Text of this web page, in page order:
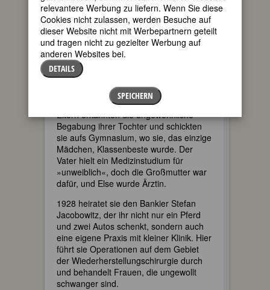
Freilassung erzwang. Der Höhepunkt
der ganzen Bewegung war im Berliner
Sportpalast am 15. April 1931, wo Kienle
vor über zehntausend Menschen
redete.
Else Kienle war das erste Kind eines
strengen schwäbischen
Realschullehrers und einer konventionell
denkenden, nachgiebigen Mutter. Die
Eltern erkannten die ungewöhnliche
Begabung ihrer Tochter und schickten
sie aufs Gymnasium, wo sie, das einzige
Mädchen, Klassenbeste wurde. Der
Vater hielt ein Medizinstudium für
»unweiblich«, doch die Großmutter war
dafür, und Else wurde Ärztin.
1928 heiratet sie den Bankier Stefan
Jacobowitz, der ihr nicht nur ein Pferd
und zwei Autos schenkt, sondern auch
eine eigene Praxis mit kleiner Klinik. Hier
führt sie Operationen auf dem Gebiet
der Wiederherstellungschirurgie durch
und behandelt Frauen, die ungewollt
schwanger sind.
relevantere Werbung zu liefern. Wenn Sie diese
Cookies nicht zulassen, werden Besuche auf
dieser Website nicht mit Werbepartnern geteilt
und tragen nicht zu gezielter Werbung auf
anderen Websites bei.
DETAILS
SPEICHERN